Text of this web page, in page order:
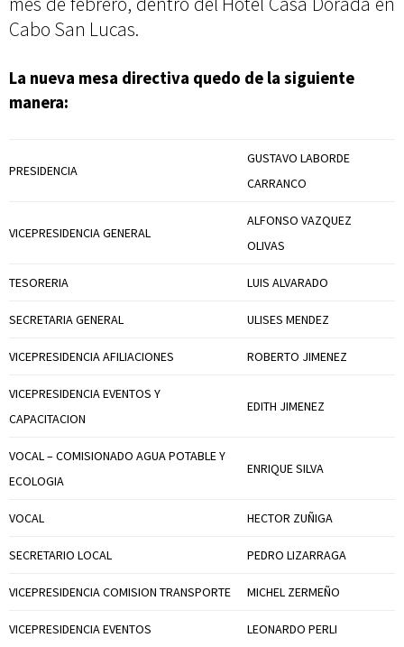
Cabo San Lucas.
La nueva mesa directiva quedo de la siguiente
manera:
PRESIDENCIA
GUSTAVO LABORDE
CARRANCO
VICEPRESIDENCIA GENERAL
ALFONSO VAZQUEZ
OLIVAS
TESORERIA LUIS ALVARADO
SECRETARIA GENERAL ULISES MENDEZ
VICEPRESIDENCIA AFILIACIONES ROBERTO JIMENEZ
VICEPRESIDENCIA EVENTOS Y
CAPACITACION
EDITH JIMENEZ
VOCAL – COMISIONADO AGUA POTABLE Y
ECOLOGIA
ENRIQUE SILVA
VOCAL HECTOR ZUÑIGA
SECRETARIO LOCAL PEDRO LIZARRAGA
VICEPRESIDENCIA COMISION TRANSPORTE MICHEL ZERMEÑO
VICEPRESIDENCIA EVENTOS LEONARDO PERLI